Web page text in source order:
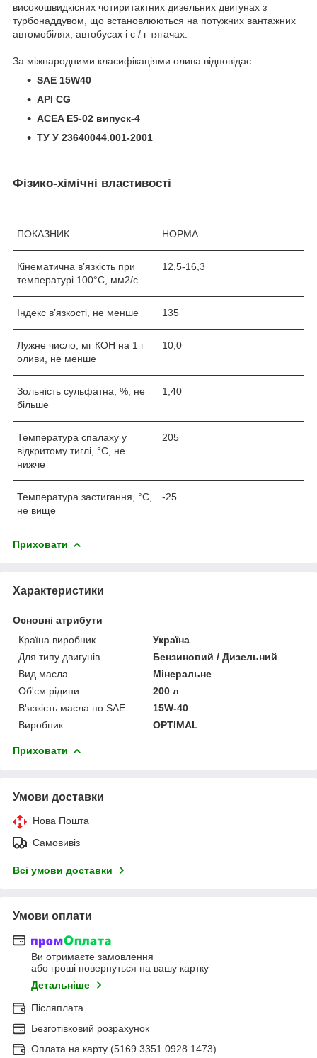
високошвидкісних чотиритактних дизельних двигунах з
турбонаддувом, що встановлюються на потужних вантажних
автомобілях, автобусах і с / г тягачах.
За міжнародними класифікаціями олива відповідає:
SAE 15W40
API CG
ACEA E5-02 випуск-4
ТУ У 23640044.001-2001
Фізико-хімічні властивості
ПОКАЗНИК НОРМА
Кінематична в’язкість при
температурі 100°С, мм2/с
12,5-16,3
Індекс в’язкості, не менше 135
Лужне число, мг КОН на 1 г
оливи, не менше
10,0
Зольність сульфатна, %, не
більше
1,40
Температура спалаху у
відкритому тиглі, °С, не
нижче
205
Температура застигання, °С,
не вище
-25
Приховати
Характеристики
Основні атрибути
Країна виробник
Україна
Для типу двигунів
Бензиновий / Дизельний
Вид масла
Мінеральне
Об'єм рідини
200 л
В'язкість масла по SAE
15W-40
Виробник
OPTIMAL
Приховати
Умови доставки
Нова Пошта
Самовивіз
Всі умови доставки
Умови оплати
Ви отримаєте замовлення
або гроші повернуться на вашу картку
Детальніше
Післяплата
Безготівковий розрахунок
Оплата на карту (5169 3351 0928 1473)